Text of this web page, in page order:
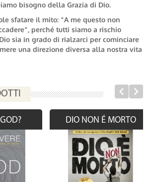
bisogno della Grazia di Dio.
sfatare il mito: “A me questo non
perché tutti siamo a rischio
sia in grado di rialzarci per cominciare
una direzione diversa alla nostra vita
DIO NON É MORTO